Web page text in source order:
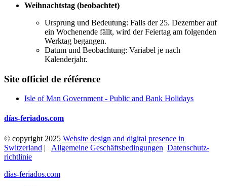
Weihnachtstag (beobachtet)
Ursprung und Bedeutung: Falls der 25. Dezember auf
ein Wochenende fällt, wird der Feiertag am folgenden
Werktag begangen.
Datum und Beobachtung: Variabel je nach
Kalenderjahr.
Site officiel de référence
Isle of Man Government - Public and Bank Holidays
días-feriados.com
© copyright 2025 Website design and digital presence in
Switzerland | Allgemeine Geschäftsbedingungen Datenschutz­
richtlinie
días-feriados.com